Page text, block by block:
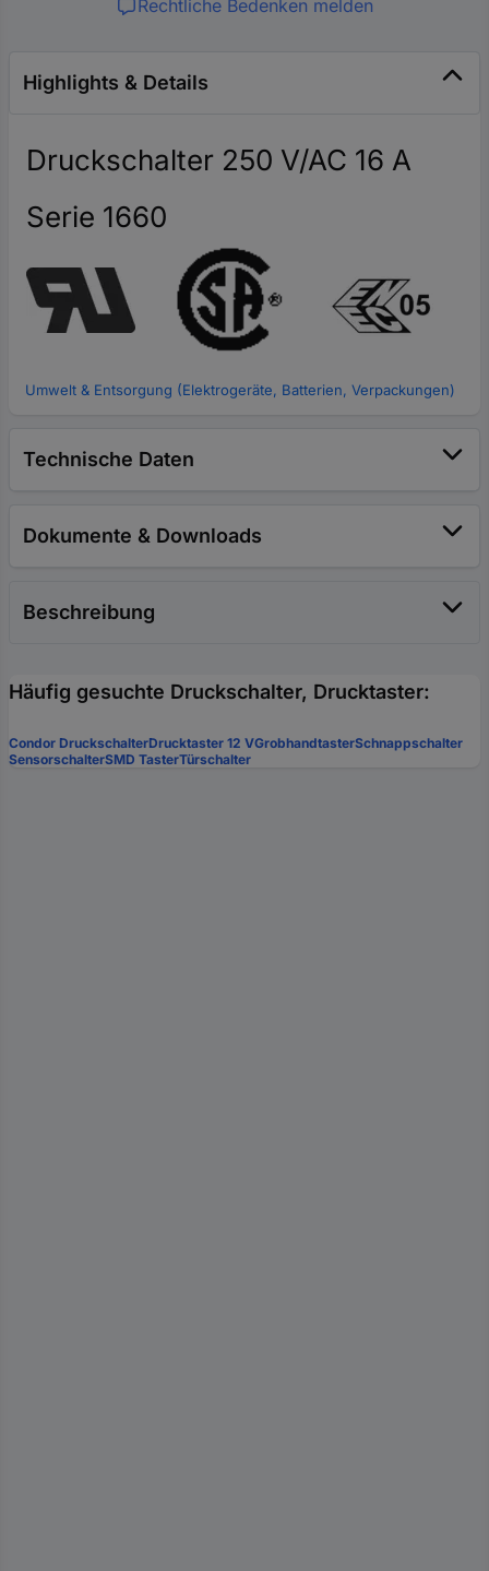
Rechtliche Bedenken melden
Highlights & Details
Druckschalter 250 V/AC 16 A
Serie 1660
Umwelt & Entsorgung (Elektrogeräte, Batterien, Verpackungen)
Technische Daten
Dokumente & Downloads
Beschreibung
Häufig gesuchte Druckschalter, Drucktaster:
Condor DruckschalterDrucktaster 12 VGrobhandtasterSchnappschalter
SensorschalterSMD TasterTürschalter